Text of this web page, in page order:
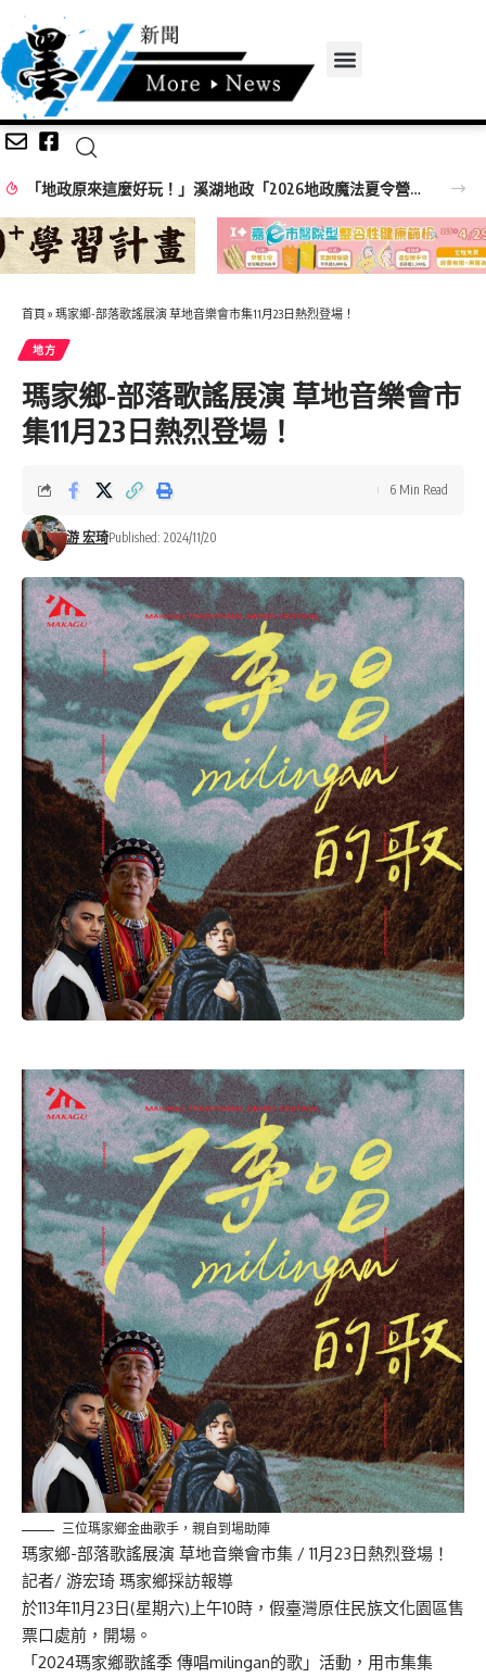
中台灣四縣市攜手赴新加坡拓銷！ 彰化縣府率在地業者共推深度旅遊
首頁 » 瑪家鄉-部落歌謠展演 草地音樂會市集11月23日熱烈登場！
地方
瑪家鄉-部落歌謠展演 草地音樂會市
集11月23日熱烈登場！
游 宏琦Published: 2024/11/20
6 Min Read
三位瑪家鄉金曲歌手，親自到場助陣
瑪家鄉-部落歌謠展演 草地音樂會市集 / 11月23日熱烈登場！
記者/ 游宏琦 瑪家鄉採訪報導
於113年11月23日(星期六)上午10時，假臺灣原住民族文化園區售
票口處前，開場。
「2024瑪家鄉歌謠季 傳唱milingan的歌」活動，用市集集